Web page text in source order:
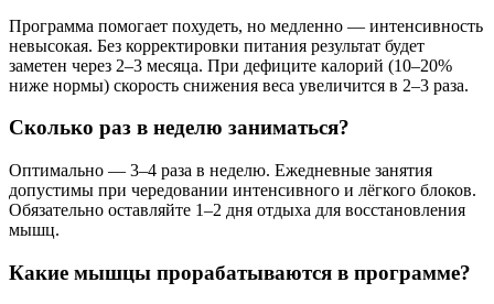
Программа помогает похудеть, но медленно — интенсивность
невысокая. Без корректировки питания результат будет
заметен через 2–3 месяца. При дефиците калорий (10–20%
ниже нормы) скорость снижения веса увеличится в 2–3 раза.
Сколько раз в неделю заниматься?
Оптимально — 3–4 раза в неделю. Ежедневные занятия
допустимы при чередовании интенсивного и лёгкого блоков.
Обязательно оставляйте 1–2 дня отдыха для восстановления
мышц.
Какие мышцы прорабатываются в программе?